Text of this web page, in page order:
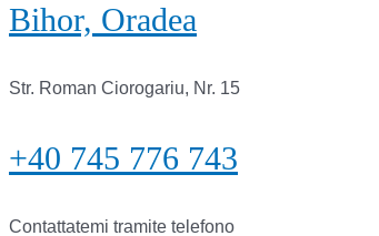
Bihor, Oradea
Str. Roman Ciorogariu, Nr. 15
+40 745 776 743
Contattatemi tramite telefono